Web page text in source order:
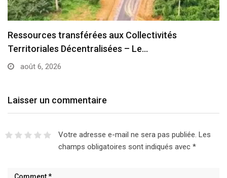
Cameroun : Pont sur le fleuve Nyong un ouvrage…
août 6, 2026
Laisser un commentaire
Votre adresse e-mail ne sera pas publiée. Les
champs obligatoires sont indiqués avec *